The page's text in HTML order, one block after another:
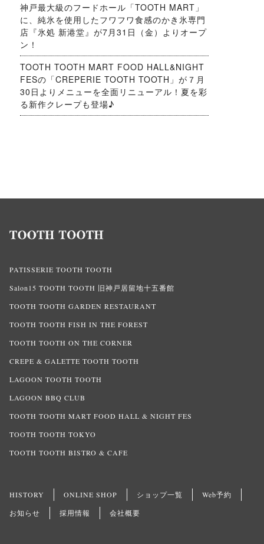
神戸最大級のフードホール「TOOTH MART」
に、純氷を使用したフワフワ食感のかき氷専門
店『氷処 新港堂』が7月31日（金）よりオープ
ン！
TOOTH TOOTH MART FOOD HALL&NIGHT
FESの「CREPERIE TOOTH TOOTH」が７月
30日よりメニューを全面リニューアル！夏を彩
る新作クレープも登場♪
PATISSERIE TOOTH TOOTH
Salon15 TOOTH TOOTH 旧神戸居留地十五番館
TOOTH TOOTH GARDEN RESTAURANT
TOOTH TOOTH FISH IN THE FOREST
TOOTH TOOTH ON THE CORNER
CREPE & GALETTE TOOTH TOOTH
LAGOON TOOTH TOOTH
LAGOON BBQ CLUB
TOOTH TOOTH MART FOOD HALL & NIGHT FES
TOOTH TOOTH TOKYO
TOOTH TOOTH BISTRO & CAFE
HISTORY ONLINE SHOP ショップ一覧
Web予約
お知らせ
採用情報 会社概要